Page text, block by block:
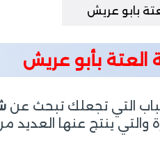
بابو عريش
بأبو عريش
التي تجعلك تبحث عن
والتي ينتج عنها العديد